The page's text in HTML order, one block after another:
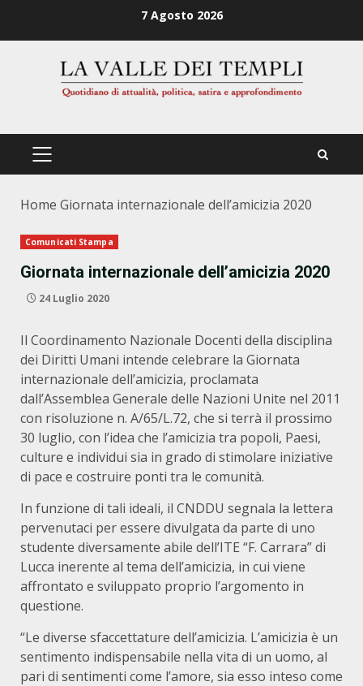
7 Agosto 2026
PRIMÄRES
Home Giornata internazionale dell’amicizia 2020
Comunicati Stampa
Giornata internazionale dell’amicizia 2020
24 Luglio 2020
Il Coordinamento Nazionale Docenti della disciplina
dei Diritti Umani intende celebrare la Giornata
internazionale dell’amicizia, proclamata
dall’Assemblea Generale delle Nazioni Unite nel 2011
con risoluzione n. A/65/L.72, che si terrà il prossimo
30 luglio, con l’idea che l’amicizia tra popoli, Paesi,
culture e individui sia in grado di stimolare iniziative
di pace e costruire ponti tra le comunità.
In funzione di tali ideali, il CNDDU segnala la lettera
pervenutaci per essere divulgata da parte di uno
studente diversamente abile dell’ITE “F. Carrara” di
Lucca inerente al tema dell’amicizia, in cui viene
affrontato e sviluppato proprio l’argomento in
questione.
“Le diverse sfaccettature dell’amicizia. L’amicizia è un
sentimento indispensabile nella vita di un uomo, al
pari di sentimenti come l’amore, sia esso inteso come